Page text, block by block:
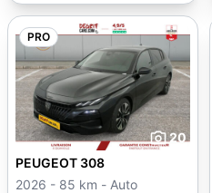
PRO
20
PEUGEOT 308
2026 - 85 km - Auto